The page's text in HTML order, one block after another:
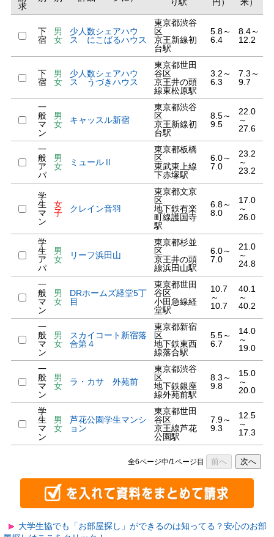
求
下
宿
男
女
少人数シェアハウ
ス にこばるハウス
東京都渋谷
区
京王新線初
台駅
5.8～
6.4
8.4～
12.2
下
宿
男
女
少人数シェアハウ
ス うづきハウス
東京都世田
谷区
京王井の頭
線東松原駅
3.2～
6.3
7.3～
9.7
一
般
マ
ン
男
女
キャッスル新宿
東京都渋谷
区
京王新線初
台駅
8.5～
9.5
22.0
～
27.6
一
般
ア
パ
男
女
ミュールⅡ
東京都板橋
区
東武東上線
下赤塚駅
6.0～
7.0
23.2
～
23.2
学
生
マ
ン
女
子
クレイン音羽
東京都文京
区
地下鉄有楽
町線護国寺
駅
6.8～
8.0
17.0
～
26.0
学
生
ア
パ
男
女
リーフ浜田山
東京都杉並
区
京王井の頭
線浜田山駅
6.0～
7.0
21.0
～
24.8
一
般
マ
ン
男
女
DRホームズ経堂5丁
目
東京都世田
谷区
小田急線経
堂駅
10.7
～
10.7
40.1
～
40.2
一
般
マ
ン
男
女
スカイコート新宿落
合第４
東京都新宿
区
地下鉄東西
線落合駅
5.5～
6.7
14.0
～
19.0
一
般
マ
ン
男
女
ラ・カサ 外苑前
東京都渋谷
区
地下鉄銀座
線外苑前駅
8.3～
9.8
15.0
～
20.0
学
生
マ
ン
男
女
芦花公園学生マンシ
ョン
東京都世田
谷区
京王線芦花
公園駅
7.9～
9.3
12.5
～
17.3
全6ページ中/1ページ目 前へ 次へ
大学生協でも「お部屋探し」ができるのは知ってる？安心のお部